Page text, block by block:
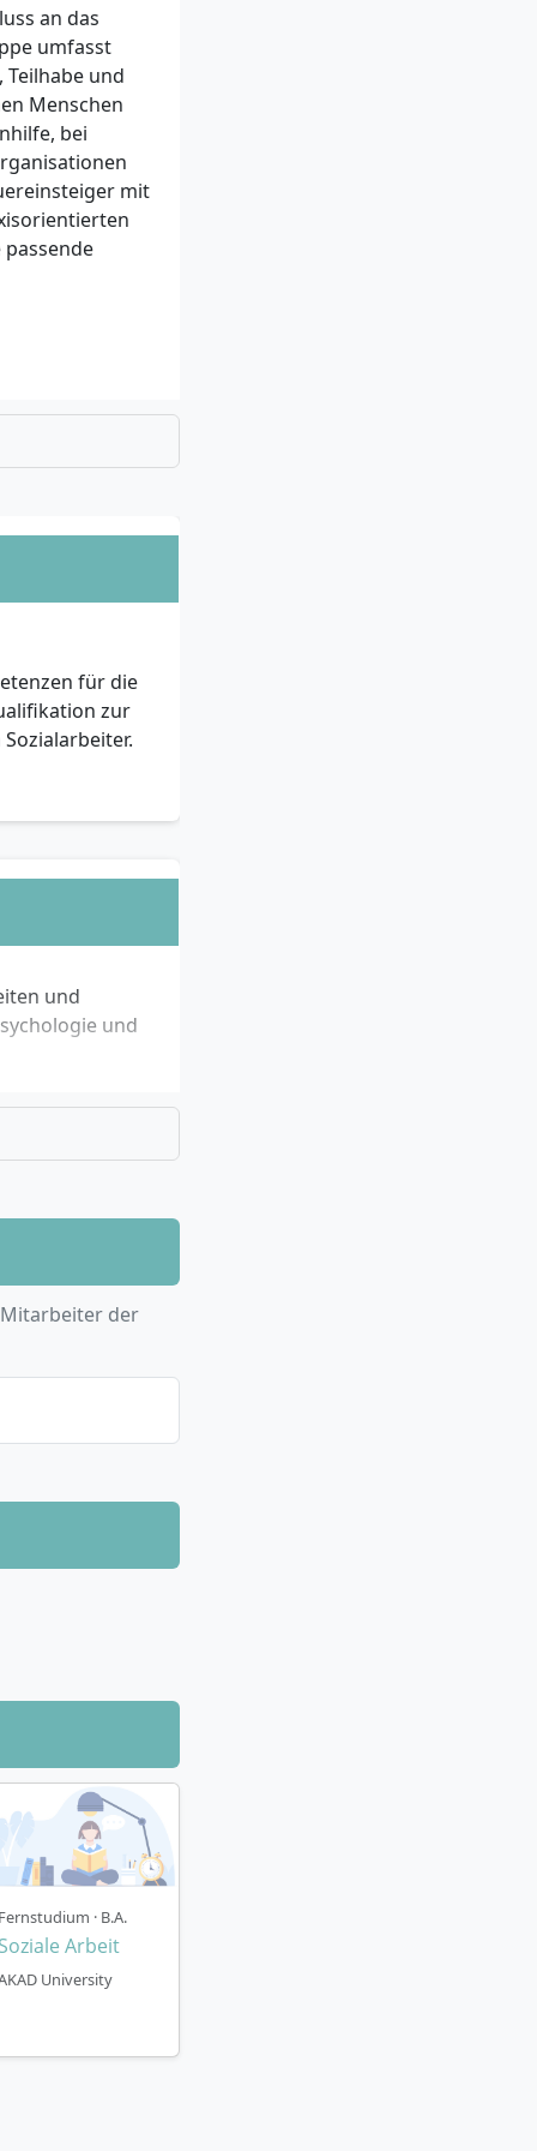
an das
umfasst
und
Menschen
bei
mit
zur
hat,
sollte sich zur
und Bewerber
Diversität
Prozessen
für die
zur
und
und
sowie
Du ein
ist jeweils zum
Begleitung
Mitarbeiter der
Fernstudium · B.A.
Soziale Arbeit
University